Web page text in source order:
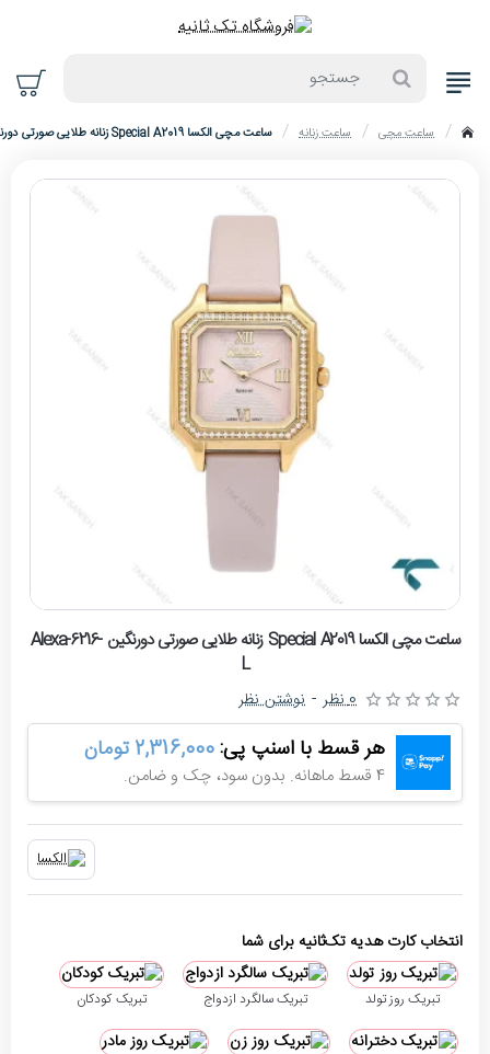
home
ساعت مچی ساعت زنانه ساعت مچی الکسا Special A2019 زنانه طلایی صورتی دورنگین Alexa-6216-L
حراج
ساعت مچی الکسا Special A2019 زنانه طلایی صورتی دورنگین Alexa-6216-
L
هر قسط با اسنپ پی:2,316,000 تومان
4 قسط ماهانه. بدون سود، چک و ضامن.
0 نظر - نوشتن نظر
انتخاب کارت هدیه تک‌ثانیه برای شما
تبریک روز تولد تبریک سالگرد ازدواج تبریک کودکان